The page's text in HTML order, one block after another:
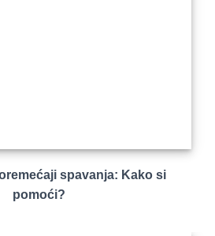
spavanja: Kako si
pomoći?